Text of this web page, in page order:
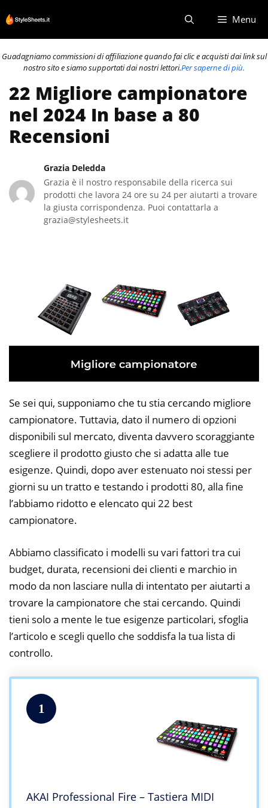
al
contenuto
Menu
Guadagniamo commissioni di affiliazione quando fai clic e acquisti dai link sul
nostro sito e siamo supportati dai nostri lettori.Per saperne di più.
22 Migliore campionatore
nel 2024 In base a 80
Recensioni
Grazia Deledda
Grazia è il nostro responsabile della ricerca sui
prodotti che lavora 24 ore su 24 per aiutarti a trovare
la giusta corrispondenza. Puoi contattarla a
grazia@stylesheets.it
Se sei qui, supponiamo che tu stia cercando migliore
campionatore. Tuttavia, dato il numero di opzioni
disponibili sul mercato, diventa davvero scoraggiante
scegliere il prodotto giusto che si adatta alle tue
esigenze. Quindi, dopo aver estenuato noi stessi per
giorni su un tratto e testando i prodotti 80, alla fine
l’abbiamo ridotto e elencato qui 22 best
campionatore.
Abbiamo classificato i modelli su vari fattori tra cui
budget, durata, recensioni dei clienti e marchio in
modo da non lasciare nulla di intentato per aiutarti a
trovare la campionatore che stai cercando. Quindi
tieni solo a mente le tue esigenze particolari, sfoglia
l’articolo e scegli quello che soddisfa la tua lista di
controllo.
1
AKAI Professional Fire – Tastiera MIDI